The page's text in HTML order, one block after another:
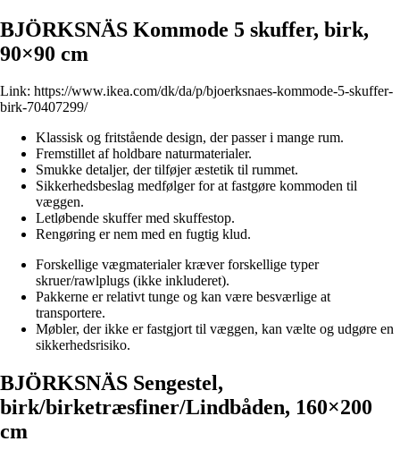
BJÖRKSNÄS Kommode 5 skuffer, birk,
90×90 cm
Link: https://www.ikea.com/dk/da/p/bjoerksnaes-kommode-5-skuffer-
birk-70407299/
Klassisk og fritstående design, der passer i mange rum.
Fremstillet af holdbare naturmaterialer.
Smukke detaljer, der tilføjer æstetik til rummet.
Sikkerhedsbeslag medfølger for at fastgøre kommoden til
væggen.
Letløbende skuffer med skuffestop.
Rengøring er nem med en fugtig klud.
Forskellige vægmaterialer kræver forskellige typer
skruer/rawlplugs (ikke inkluderet).
Pakkerne er relativt tunge og kan være besværlige at
transportere.
Møbler, der ikke er fastgjort til væggen, kan vælte og udgøre en
sikkerhedsrisiko.
BJÖRKSNÄS Sengestel,
birk/birketræsfiner/Lindbåden, 160×200
cm